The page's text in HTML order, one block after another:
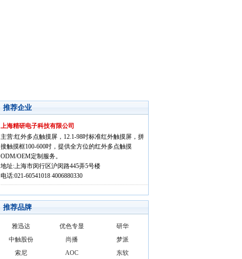
推荐企业
上海精研电子科技有限公司
主营:红外多点触摸屏，12.1-98吋标准红外触摸屏，拼
接触摸框100-600吋，提供全方位的红外多点触摸
ODM/OEM定制服务。
地址:上海市闵行区沪闵路445弄5号楼
电话:021-60541018 4006880330
推荐品牌
雅迅达 优色专显
研华
中触股份
尚播
梦派
索尼
AOC
东软